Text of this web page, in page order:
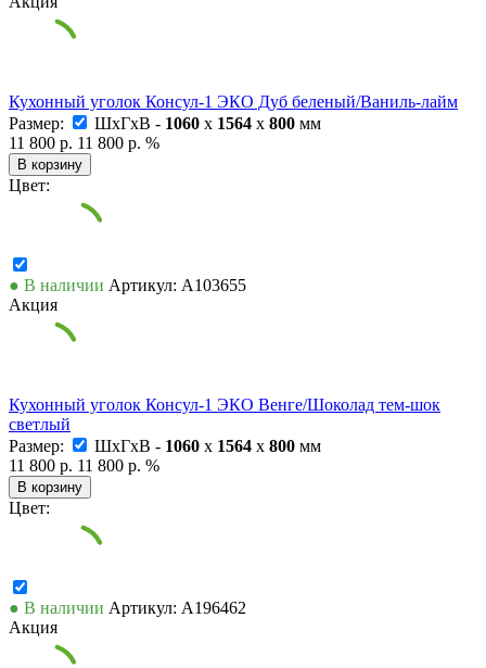
Кухонный уголок Консул-1 ЭКО Дуб беленый/Ваниль-лайм
Размер:
ШxГxВ - 1060 x 1564 x 800 мм
11 800 р. 11 800 р. %
В корзину
Цвет:
● В наличии Артикул: А103655
Акция
Кухонный уголок Консул-1 ЭКО Венге/Шоколад тем-шок
светлый
Размер:
ШxГxВ - 1060 x 1564 x 800 мм
11 800 р. 11 800 р. %
В корзину
Цвет:
● В наличии Артикул: А196462
Акция